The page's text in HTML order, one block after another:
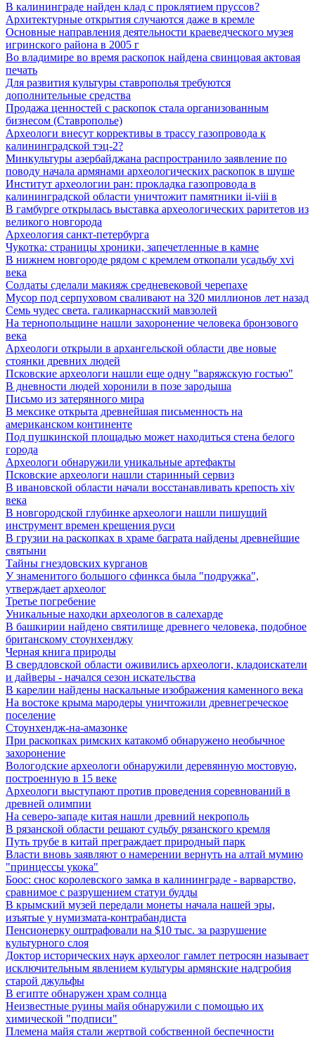
В калининграде найден клад с проклятием пруссов?
Архитектурные открытия случаются даже в кремле
Основные направления деятельности краеведческого музея
игринского района в 2005 г
Во владимире во время раскопок найдена свинцовая актовая
печать
Для развития культуры ставрополья требуются
дополнительные средства
Продажа ценностей с раскопок стала организованным
бизнесом (Ставрополье)
Археологи внесут коррективы в трассу газопровода к
калининградской тэц-2?
Минкультуры азеpбайджана распространило заявление по
поводу начала аpмянами археологических раскопок в шуше
Институт археологии ран: прокладка газопровода в
калининградской области уничтожит памятники ii-viii в
В гамбурге открылась выставка археологических раритетов из
великого новгорода
Археология санкт-петербурга
Чукотка: страницы хроники, запечетленные в камне
В нижнем новгороде рядом с кремлем откопали усадьбу xvi
века
Солдаты сделали макияж средневековой черепахе
Мусор под cерпуховом сваливают на 320 миллионов лет назад
Семь чудес света. галикарнасский мавзолей
На тернопольщине нашли захоронение человека бронзового
века
Археологи открыли в архангельской области две новые
стоянки древних людей
Псковские археологи нашли еще одну "варяжскую гостью"
В дневности людей хоронили в позе зародыша
Письмо из затерянного мира
В мексике открыта древнейшая письменность на
американском континенте
Под пушкинской площадью может находиться стена белого
города
Археологи обнаружили уникальные артефакты
Псковские археологи нашли старинный сервиз
В ивановской области начали восстанавливать крепость xiv
века
В новгородской глубинке археологи нашли пишущий
инструмент времен крещения руси
В грузии на раскопках в храме баграта найдены древнейшие
святыни
Тайны гнездовских курганов
У знаменитого большого сфинкса была "подружка",
утверждает археолог
Третье погребение
Уникальные находки археологов в салехарде
В башкирии найдено святилище древнего человека, подобное
британскому стоунхенджу
Черная книга природы
В свердловской области оживились археологи, кладоискатели
и дайверы - начался сезон искательства
В карелии найдены наскальные изображения каменного века
На востоке крыма мародеры уничтожили древнегреческое
поселение
Стоунхендж-на-амазонке
При раскопках римских катакомб обнаружено необычное
захоронение
Вологодские археологи обнаружили деревянную мостовую,
построенную в 15 веке
Археологи выступают против проведения соревнований в
древней олимпии
На северо-западе китая нашли древний некрополь
В рязанской области решают судьбу рязанского кремля
Путь трубе в китай преграждает природный парк
Власти вновь заявляют о намерении вернуть на алтай мумию
"принцессы укока"
Боос: снос королевского замка в калининграде - варварство,
сравнимое с разрушением статуи будды
В крымский музей передали монеты начала нашей эры,
изъятые у нумизмата-контрабандиста
Пенсионерку оштрафовали на $10 тыс. за разрушение
культурного слоя
Доктор исторических наук археолог гамлет петросян называет
исключительным явлением культуры армянские надгробия
старой джульфы
В египте обнаружен храм солнца
Неизвестные руины майя обнаружили с помощью их
химической "подписи"
Племена майя стали жертвой собственной беспечности